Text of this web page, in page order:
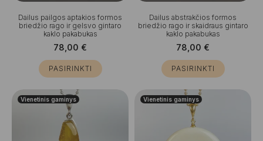
Dailus pailgos aptakios formos
briedžio rago ir gelsvo gintaro
kaklo pakabukas
78,00 €
PASIRINKTI
Dailus abstrakčios formos
briedžio rago ir skaidraus gintaro
kaklo pakabukas
78,00 €
PASIRINKTI
Vienetinis gaminys Vienetinis gaminys